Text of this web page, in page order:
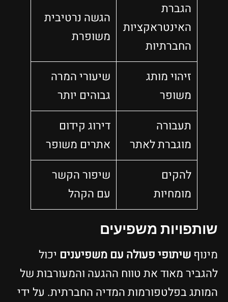
הגברת
האינטראקציות
החברתיות
הגשה נרטיבית
משופרת
זיהוי מותג
משופר
שיעורי המרה
גבוהים יותר
תעבורה
מוגברת לאתר
דירוג קידום
אתרים משופר
להקים
מומחיות
שיפור הקשר
עם הקהל
שותפויות משפיעים
מינוףשיתופי פעולה עם משפיענים יכול
להגביר מאוד את טווח ההגעה והמעורבות של
המותג בפלטפורמות המדיה החברתית. על ידי